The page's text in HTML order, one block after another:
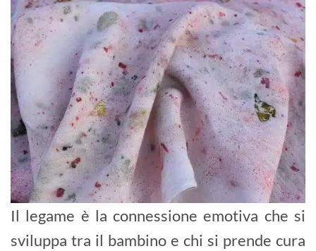
Il legame è la connessione emotiva che si
sviluppa tra il bambino e chi si prende cura